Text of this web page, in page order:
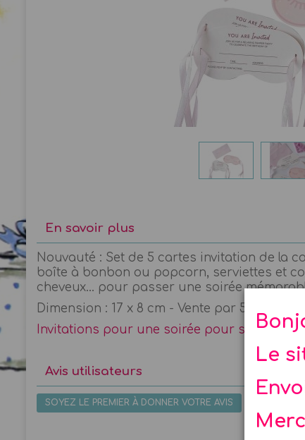
Le
En savoir plus
Nouvauté : Set de 5 cartes invitation de la
boîte à bonbon ou popcorn, serviettes et
cheveux... pour passer une soirée
Dimension : 17 x 8 cm - Vente par 5 avec
Invitations pour une soirée pour se faire
Avis utilisateurs
SOYEZ LE PREMIER À DONNER VOTRE AVIS